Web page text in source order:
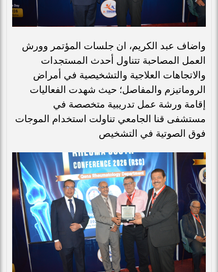
واضاف عبد الكريم، ان جلسات المؤتمر وورش
العمل المصاحبة تتناول أحدث المستجدات
والاتجاهات العلاجية والتشخيصية في أمراض
الروماتيزم والمفاصل؛ حيث شهدت الفعاليات
إقامة ورشة عمل تدريبية متخصصة في
مستشفى قنا الجامعي تناولت استخدام الموجات
فوق الصوتية في التشخيص